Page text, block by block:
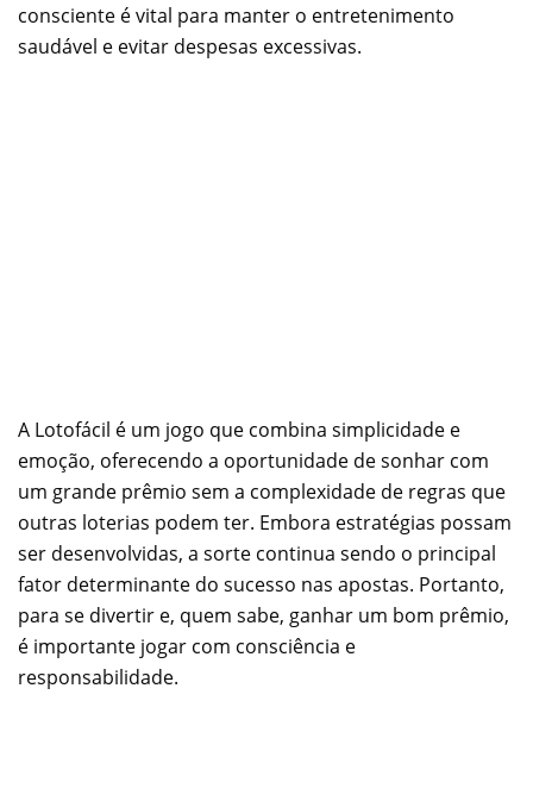
consciente é vital para manter o entretenimento
saudável e evitar despesas excessivas.
A Lotofácil é um jogo que combina simplicidade e
emoção, oferecendo a oportunidade de sonhar com
um grande prêmio sem a complexidade de regras que
outras loterias podem ter. Embora estratégias possam
ser desenvolvidas, a sorte continua sendo o principal
fator determinante do sucesso nas apostas. Portanto,
para se divertir e, quem sabe, ganhar um bom prêmio,
é importante jogar com consciência e
responsabilidade.